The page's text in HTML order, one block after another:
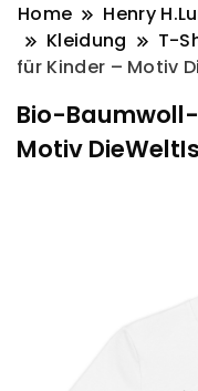
Home Henry
Kleidung
T-
für Kinder – Motiv
Bio-
Motiv